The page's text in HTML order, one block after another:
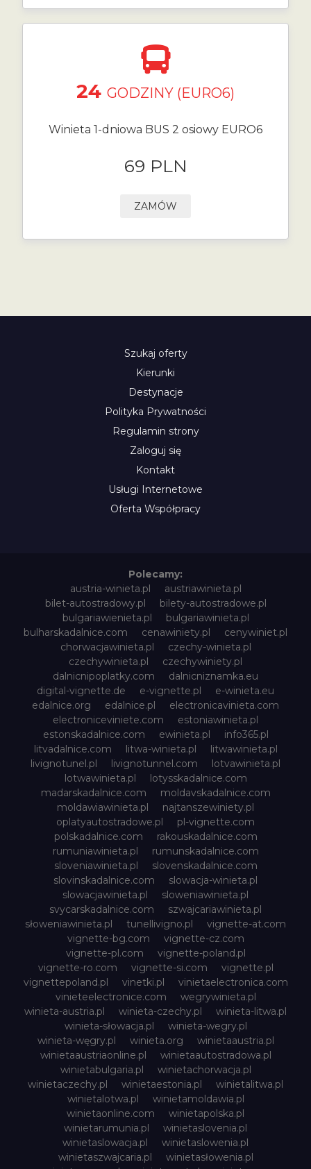
24 GODZINY (EURO6)
Winieta 1-dniowa BUS 2 osiowy EURO6
69 PLN
ZAMÓW
Szukaj oferty
Kierunki
Destynacje
Polityka Prywatności
Regulamin strony
Zaloguj się
Kontakt
Usługi Internetowe
Oferta Współpracy
Polecamy:
austria-winieta.pl
austriawinieta.pl
bilet-autostradowy.pl
bilety-autostradowe.pl
bulgariawienieta.pl
bulgariawinieta.pl
bulharskadalnice.com
cenawiniety.pl
cenywiniet.pl
chorwacjawinieta.pl
czechy-winieta.pl
czechywinieta.pl
czechywiniety.pl
dalnicnipoplatky.com
dalnicniznamka.eu
digital-vignette.de
e-vignette.pl
e-winieta.eu
edalnice.org
edalnice.pl
electronicavinieta.com
electroniceviniete.com
estoniawinieta.pl
estonskadalnice.com
ewinieta.pl
info365.pl
litvadalnice.com
litwa-winieta.pl
litwawinieta.pl
livignotunel.pl
livignotunnel.com
lotvawinieta.pl
lotwawinieta.pl
lotysskadalnice.com
madarskadalnice.com
moldavskadalnice.com
moldawiawinieta.pl
najtanszewiniety.pl
oplatyautostradowe.pl
pl-vignette.com
polskadalnice.com
rakouskadalnice.com
rumuniawinieta.pl
rumunskadalnice.com
sloveniawinieta.pl
slovenskadalnice.com
slovinskadalnice.com
slowacja-winieta.pl
slowacjawinieta.pl
sloweniawinieta.pl
svycarskadalnice.com
szwajcariawinieta.pl
słoweniawinieta.pl
tunellivigno.pl
vignette-at.com
vignette-bg.com
vignette-cz.com
vignette-pl.com
vignette-poland.pl
vignette-ro.com
vignette-si.com
vignette.pl
vignettepoland.pl
vinetki.pl
vinietaelectronica.com
vinieteelectronice.com
wegrywinieta.pl
winieta-austria.pl
winieta-czechy.pl
winieta-litwa.pl
winieta-słowacja.pl
winieta-wegry.pl
winieta-węgry.pl
winieta.org
winietaaustria.pl
winietaaustriaonline.pl
winietaautostradowa.pl
winietabulgaria.pl
winietachorwacja.pl
winietaczechy.pl
winietaestonia.pl
winietalitwa.pl
winietalotwa.pl
winietamoldawia.pl
winietaonline.com
winietapolska.pl
winietarumunia.pl
winietaslovenia.pl
winietaslowacja.pl
winietaslowenia.pl
winietaszwajcaria.pl
winietasłowenia.pl